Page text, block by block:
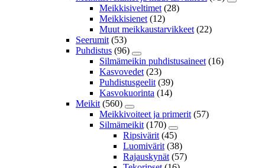
Meikkisiveltimet (28)
Meikkisienet (12)
Muut meikkaustarvikkeet (22)
Seerumit (53)
Puhdistus (96)
Silmämeikin puhdistusaineet (16)
Kasvovedet (23)
Puhdistusgeelit (39)
Kasvokuorinta (14)
Meikit (560)
Meikkivoiteet ja primerit (57)
Silmämeikit (170)
Ripsivärit (45)
Luomivärit (38)
Rajauskynät (57)